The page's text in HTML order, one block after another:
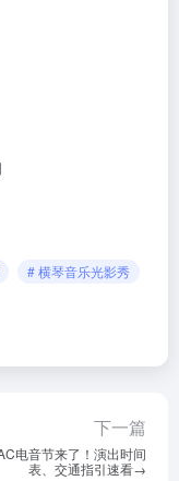
# 横琴音乐光影秀
下一篇
电音节来了！演出时间
表、交通指引速看→